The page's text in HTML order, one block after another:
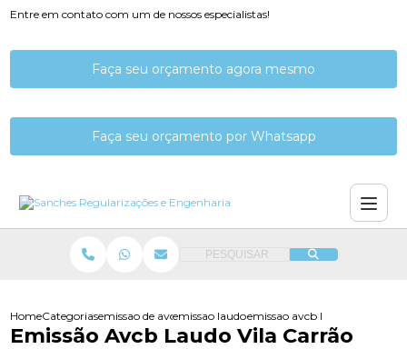
Entre em contato com um de nossos especialistas!
Faça seu orçamento agora mesmo
Faça seu orçamento por Whatsapp
PESQUISAR
HomeCategoriasemissao de avcbemissao laudo de avcbemissao avcb laudo vila carrao
Emissão Avcb Laudo Vila Carrão